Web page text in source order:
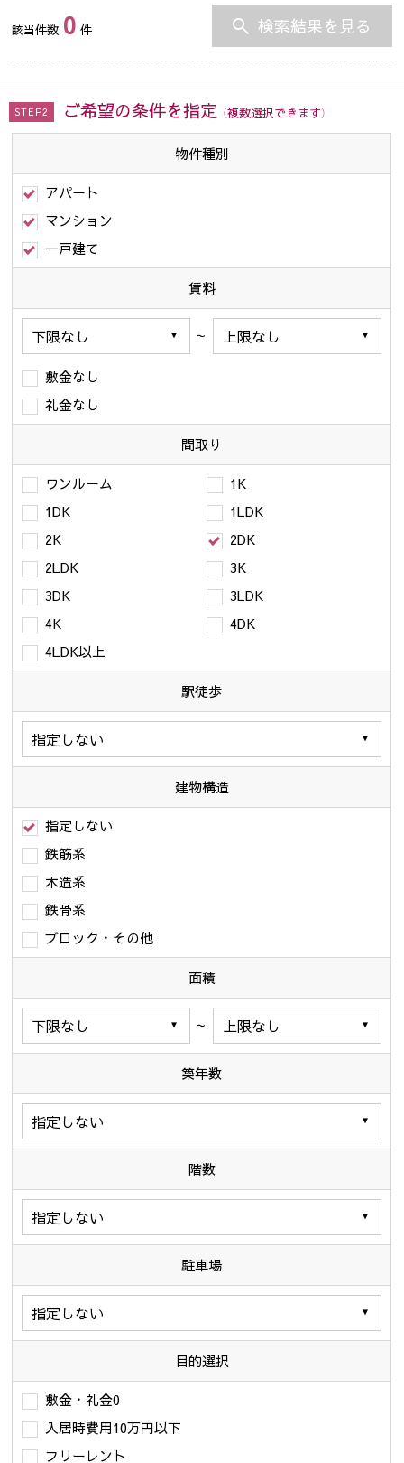
該当件数 0 件 検索結果を見る
STEP2 ご希望の条件を指定 （複数選択できます）
物件種別
アパート
マンション
一戸建て
賃料
～
敷金なし
礼金なし
間取り
ワンルーム
1K
1DK
1LDK
2K
2DK
2LDK
3K
3DK
3LDK
4K
4DK
4LDK以上
駅徒歩
建物構造
指定しない
鉄筋系
木造系
鉄骨系
ブロック・その他
面積
～
築年数
階数
駐車場
目的選択
敷金・礼金0
入居時費用10万円以下
フリーレント